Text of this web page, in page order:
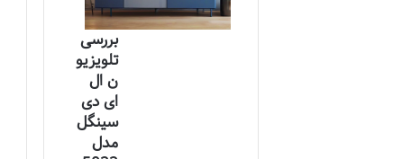
بررسی
تلویزیو
ن ال
ای دی
سینگل
مدل